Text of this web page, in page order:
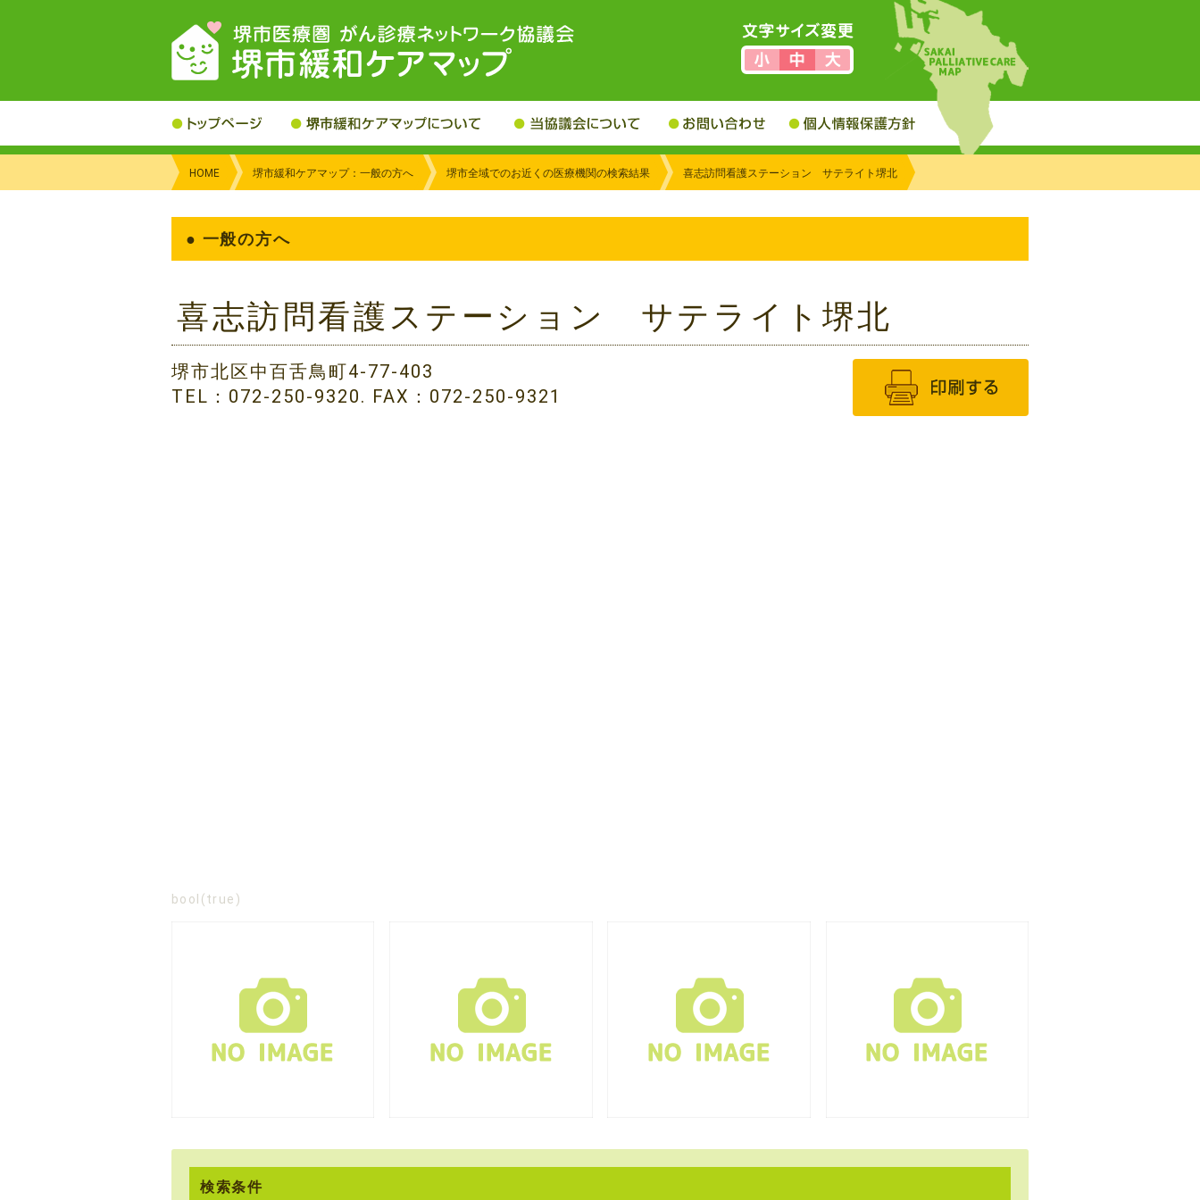
HOME 堺市緩和ケアマップ：一般の方へ 堺市全域でのお近くの医療機関の検索結果 喜志訪問看護ステーション サテライト堺北
● 一般の方へ
喜志訪問看護ステーション サテライト堺北
堺市北区中百舌鳥町4-77-403
TEL：072-250-9320. FAX：072-250-9321
bool(true)
検索条件